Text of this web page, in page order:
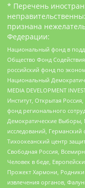
* Перечень
признана
Федерации:
Национальный фонд в
Общество Фонд
российский фонд по
Национальный
MEDIA DEVELOPMENT
Институт, Открытая
фонд регионального
Демократические Выборы,
исследований,
Тихоокеанский центр
Свободная Россия,
Человек в беде,
Прожект Хармони,
извлечения органов,